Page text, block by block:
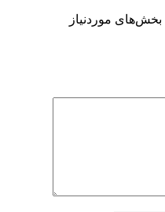
بخش‌های موردنیاز